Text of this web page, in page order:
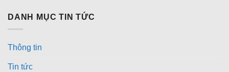
DANH MỤC TIN TỨC
Thông tin
Tin tức